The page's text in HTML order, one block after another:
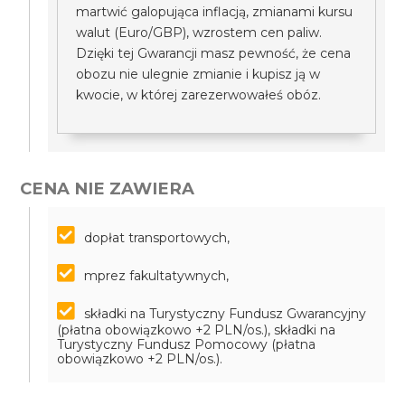
martwić galopująca inflacją, zmianami kursu
walut (Euro/GBP), wzrostem cen paliw.
Dzięki tej Gwarancji masz pewność, że cena
obozu nie ulegnie zmianie i kupisz ją w
kwocie, w której zarezerwowałeś obóz.
CENA NIE ZAWIERA
dopłat transportowych,
mprez fakultatywnych,
składki na Turystyczny Fundusz Gwarancyjny
(płatna obowiązkowo +2 PLN/os.), składki na
Turystyczny Fundusz Pomocowy (płatna
obowiązkowo +2 PLN/os.).